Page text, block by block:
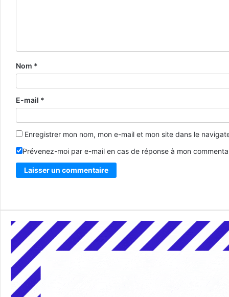
Nom *
E-mail *
Enregistrer mon nom, mon e-mail et mon site dans le
Prévenez-moi par e-mail en cas de réponse à mon